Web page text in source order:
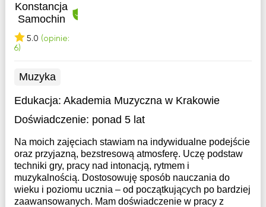
Konstancja
Samochin
5.0 (opinie:
6)
Muzyka
Edukacja: Akademia Muzyczna w Krakowie
Doświadczenie: ponad 5 lat
Na moich zajęciach stawiam na indywidualne podejście
oraz przyjazną, bezstresową atmosferę. Uczę podstaw
techniki gry, pracy nad intonacją, rytmem i
muzykalnością. Dostosowuję sposób nauczania do
wieku i poziomu ucznia – od początkujących po bardziej
zaawansowanych. Mam doświadczenie w pracy z